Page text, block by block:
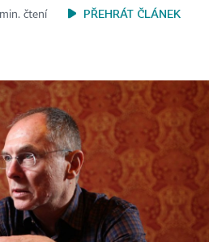
čtení PŘEHRÁT ČLÁNEK